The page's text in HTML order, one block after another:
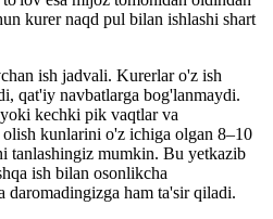
kurer naqd pul bilan ishlashi shart
ish jadvali. Kurerlar o'z ish
qat'iy navbatlarga bog'lanmaydi.
kechki pik vaqtlar va
kunlarini o'z ichiga olgan 8–10
tanlashingiz mumkin. Bu yetkazib
ish bilan osonlikcha
daromadingizga ham ta'sir qiladi.